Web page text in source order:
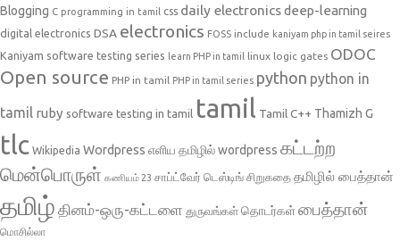
Blogging C programming in tamil css daily electronicsdeep-learning
digital electronics DSA electronics FOSS include kaniyam php in tamil seires
Kaniyam software testing series learn PHP in tamil linux logic gates ODOC
Open source PHP in tamil PHP in tamil series python python in
tamil ruby software testing in tamil tamil Tamil C++ Thamizh G
tlc Wikipedia Wordpress எளிய தமிழில் wordpress கட்டற்ற
மென்பொருள் கணியம் 23 சாப்ட்வேர் டெஸ்டிங் சிறுகதை தமிழில் பைத்தான்
தமிழ் தினம்-ஒரு-கட்டளை துருவங்கள் தொடர்கள்பைத்தான்
மொசில்லா